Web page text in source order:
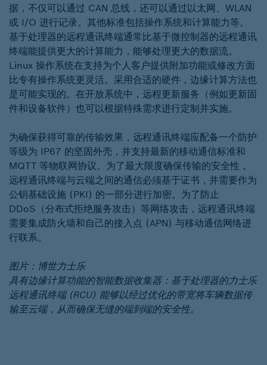
据，不仅可以通过 CAN 总线，还可以通过以太网、WLAN
或 I/O 进行记录。其他标准包括操作系统和计算能力等。
基于处理器的远程通讯终端通常比基于微控制器的远程通讯
终端能提供更大的计算能力，能够处理更大的数据流。
Linux 操作系统在支持为个人客户提供附加功能或修改方面
比专有操作系统更灵活。采用合适的硬件，边缘计算方法也
是可能实现的。在开放系统中，远程更新服务（例如更新固
件和设备软件）也可以根据特殊需求进行定制并实施。
为确保获得可靠的传输效果，远程通讯终端应配备一个防护
等级为 IP67 的坚固外壳，并支持最新的移动通信标准和
MQTT 等物联网协议。为了最大限度确保传输的安全性，
远程通讯终端与云端之间的通信必须基于证书，并需要作为
公钥基础设施 (PKI) 的一部分进行加密。为了防止
DDoS（分布式拒绝服务攻击）等网络攻击，远程通讯终端
需要集成防火墙和自己的接入点 (APN) 与移动通信网络进
行联系。
图片：博世力士乐
具有边缘计算功能的智能数据收集器：基于处理器的力士乐
远程通讯终端 (RCU) 能够以经过优化的带宽将车辆数据传
输至云端，从而确保无缝的端到端的安全性。